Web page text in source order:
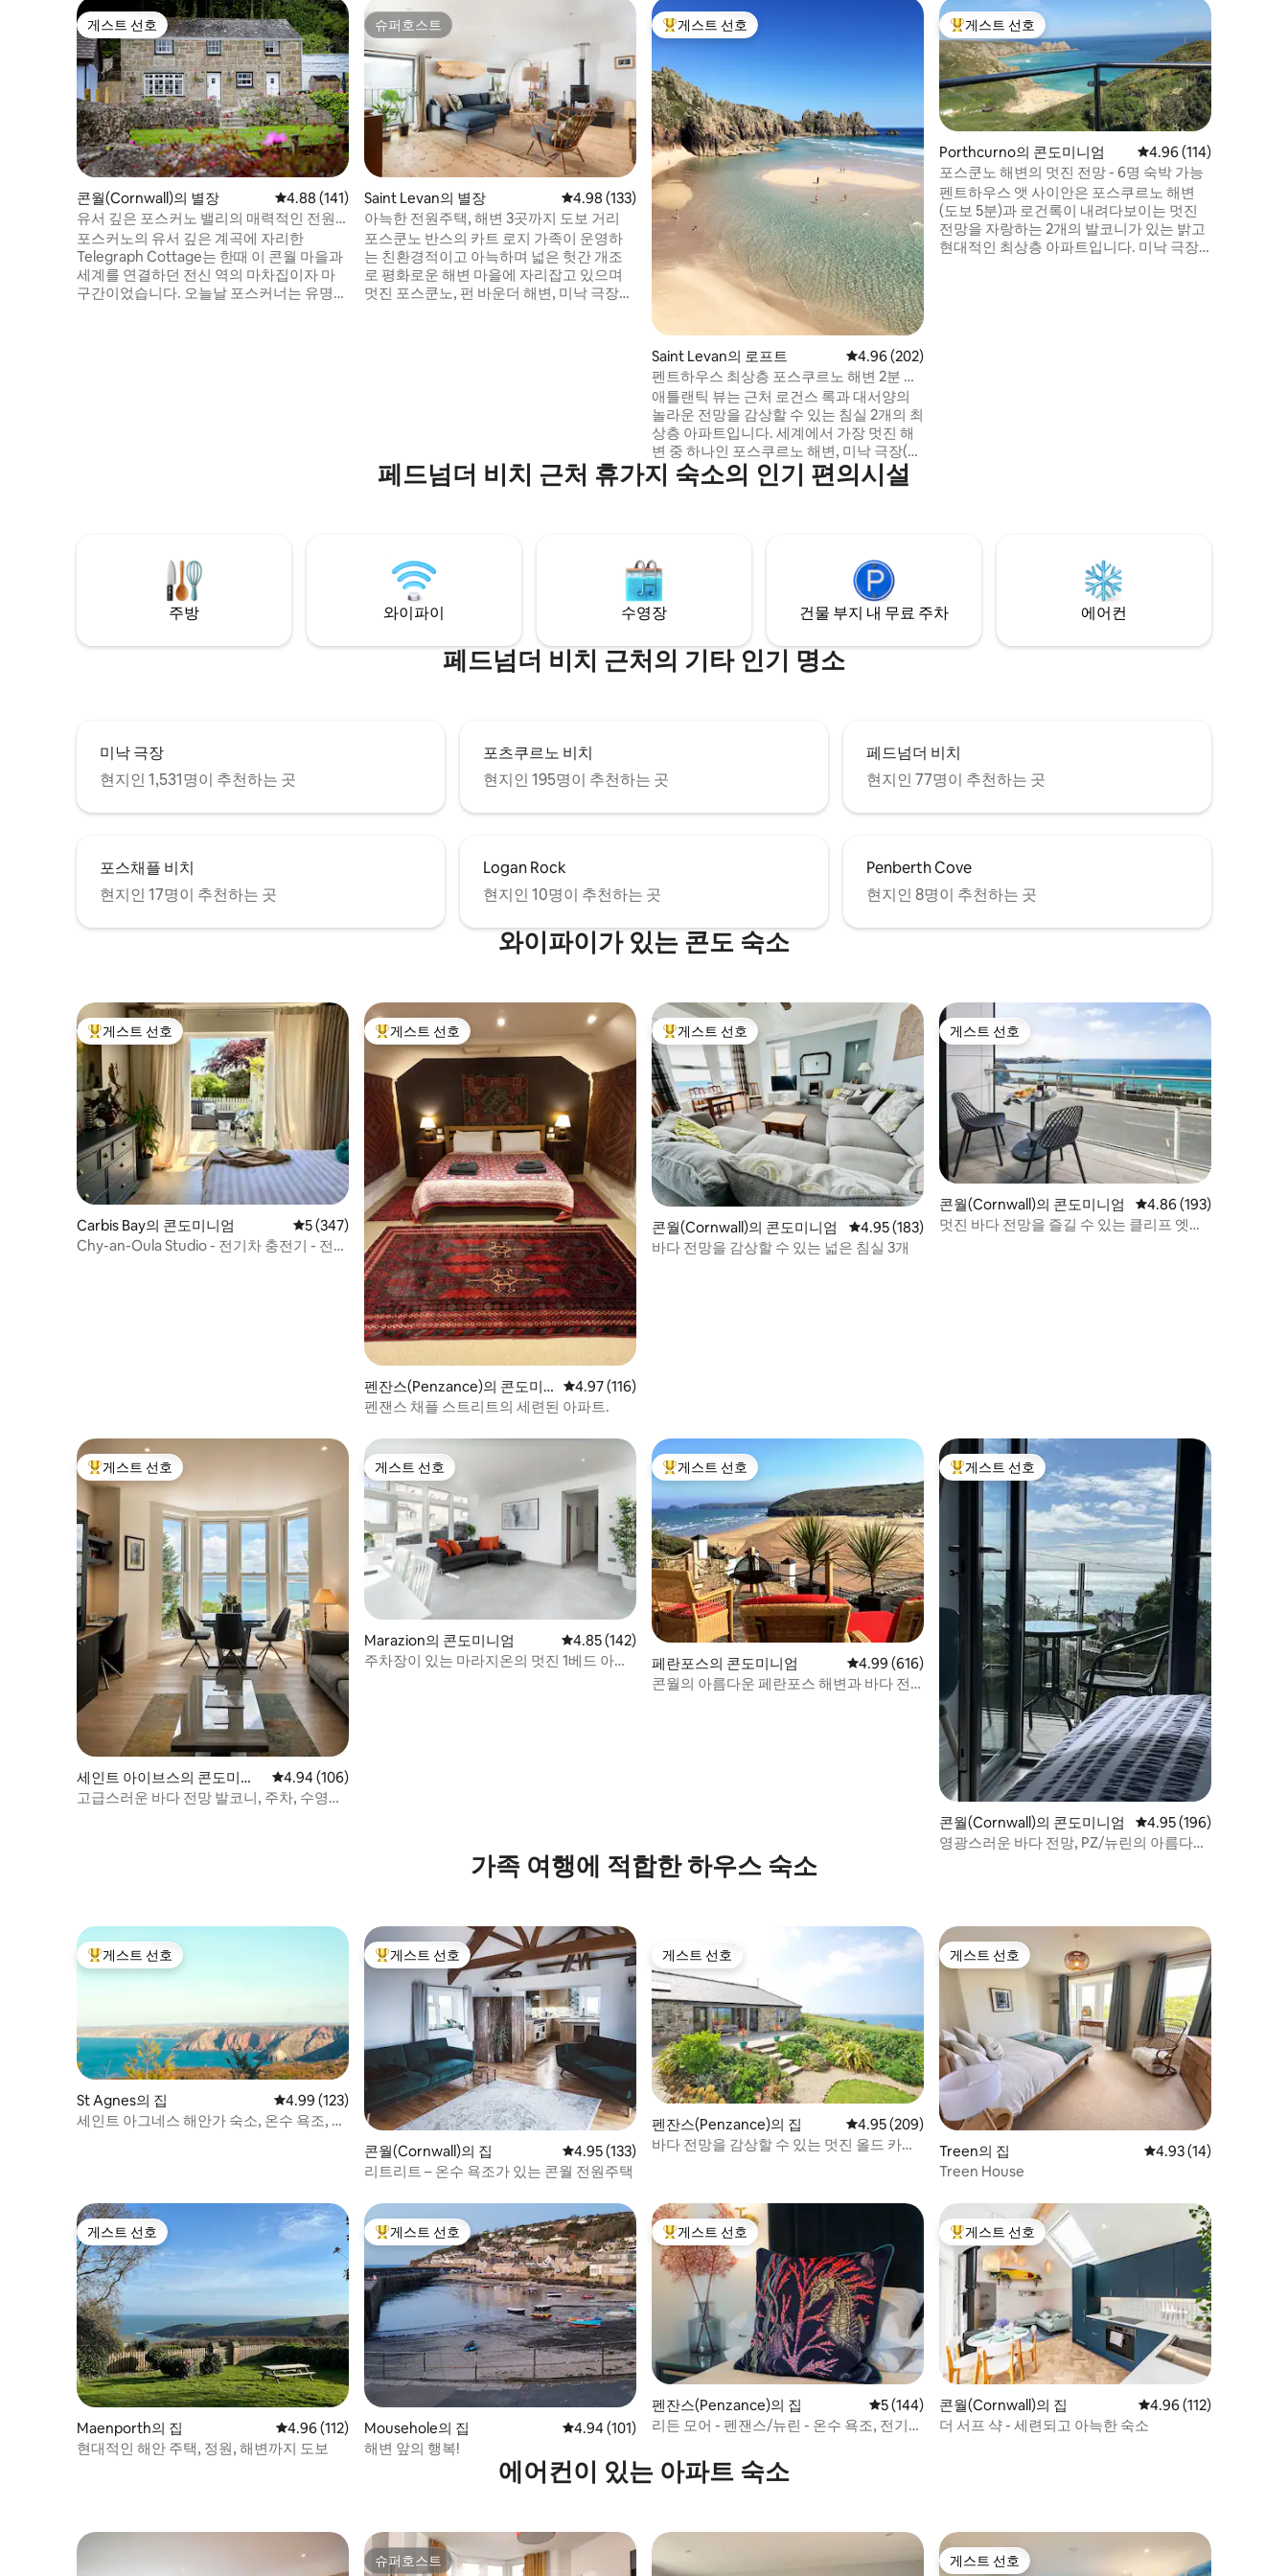
게스트 선호
게스트 선호
콘월(Cornwall)의 별장 평점 4.88점(5점 만점), 후기 141개
4.88 (141)
유서 깊은 포스커노 밸리의 매력적인 전원
주택.
포스커노의 유서 깊은 계곡에 자리한
Telegraph Cottage는 한때 이 콘월 마을과
세계를 연결하던 전신 역의 마차집이자 마
구간이었습니다. 오늘날 포스커너는 유명한
슈퍼호스트
슈퍼호스트
Saint Levan의 별장 평점 4.98점(5점 만점), 후기 133개
4.98 (133)
아늑한 전원주택, 해변 3곳까지 도보 거리
포스쿤노 반스의 카트 로지 가족이 운영하
는 친환경적이고 아늑하며 넓은 헛간 개조
로 평화로운 해변 마을에 자리잡고 있으며
멋진 포스쿤노, 펀 바운더 해변, 미낙 극장까
상위 게스트 선호
게스트 선호
Saint Levan의 로프트 평점 4.96점(5점 만점), 후기 202개
4.96 (202)
펜트하우스 최상층 포스쿠르노 해변 2분 미
낙
애틀랜틱 뷰는 근처 로건스 록과 대서양의
놀라운 전망을 감상할 수 있는 침실 2개의 최
상층 아파트입니다. 세계에서 가장 멋진 해
변 중 하나인 포스쿠르노 해변, 미낙 극장(절
벽에 지어짐) 및 포스챠펠 해변까지 도보로
단 몇 분 거리에 있습니다. 숙소에서 몇 분 거
휴식을 보내기에 필요한 모든 것을 갖추고
있습니다. 자동차 2대용 주차장. 반려동물
동반 가능
상위 게스트 선호
게스트 선호
Porthcurno의 콘도미니엄 평점 4.96점(5점 만점),
4.96 (114)
포스쿤노 해변의 멋진 전망 - 6명 숙박 가능
펜트하우스 앳 사이안은 포스쿠르노 해변
(도보 5분)과 로건록이 내려다보이는 멋진
전망을 자랑하는 2개의 발코니가 있는 밝고
현대적인 최상층 아파트입니다. 미낙 극장
페드넘더 비치 근처 휴가지 숙소의 인기 편의시설
주방 와이파이 수영장 건물 부지 내 무료 주차 에어컨
페드넘더 비치 근처의 기타 인기 명소
미낙 극장
현지인 1,531명이 추천하는 곳
포츠쿠르노 비치
현지인 195명이 추천하는 곳
페드넘더 비치
현지인 77명이 추천하는 곳
포스채플 비치
현지인 17명이 추천하는 곳
Logan Rock
현지인 10명이 추천하는 곳
Penberth Cove
현지인 8명이 추천하는 곳
와이파이가 있는 콘도 숙소
상위 게스트 선호
게스트 선호
Carbis Bay의 콘도미니엄 평점 5점(5점 만점), 후기 347개
5 (347)
Chy-an-Oula Studio - 전기차 충전기 - 전용
상위 게스트 선호
게스트 선호
펜잔스(Penzance)의 콘도미
니엄
평점 4.97점(5점 만점), 후기 116개
4.97 (116)
펜잰스 채플 스트리트의 세련된 아파트.
상위 게스트 선호
게스트 선호
콘월(Cornwall)의 콘도미니엄 평점 4.95점(5점 만점), 후기 183개
4.95 (183)
바다 전망을 감상할 수 있는 넓은 침실 3개
게스트 선호
게스트 선호
콘월(Cornwall)의 콘도미니엄 평점 4.86점(5점 만점),
4.86 (193)
멋진 바다 전망을 즐길 수 있는 클리프 엣지
상위 게스트 선호
게스트 선호
세인트 아이브스의 콘도미니
엄
평점 4.94점(5점 만점), 후기 106개
4.94 (106)
고급스러운 바다 전망 발코니, 주차, 수영장,
게스트 선호
게스트 선호
Marazion의 콘도미니엄 평점 4.85점(5점 만점), 후기 142개
4.85 (142)
주차장이 있는 마라지온의 멋진 1베드 아파
상위 게스트 선호
게스트 선호
페란포스의 콘도미니엄 평점 4.99점(5점 만점), 후기 616개
4.99 (616)
콘월의 아름다운 페란포스 해변과 바다 전
상위 게스트 선호
게스트 선호
콘월(Cornwall)의 콘도미니엄 평점 4.95점(5점 만점),
4.95 (196)
영광스러운 바다 전망, PZ/뉴린의 아름다운
가족 여행에 적합한 하우스 숙소
상위 게스트 선호
게스트 선호
St Agnes의 집 평점 4.99점(5점 만점), 후기 123개
4.99 (123)
세인트 아그네스 해안가 숙소, 온수 욕조, 해
상위 게스트 선호
게스트 선호
콘월(Cornwall)의 집 평점 4.95점(5점 만점), 후기 133개
4.95 (133)
리트리트 – 온수 욕조가 있는 콘월 전원주택
게스트 선호
게스트 선호
펜잔스(Penzance)의 집 평점 4.95점(5점 만점), 후기 209개
4.95 (209)
바다 전망을 감상할 수 있는 멋진 올드 카하
게스트 선호
게스트 선호
Treen의 집 평점 4.93점(5점 만점
4.93 (14)
Treen House
게스트 선호
게스트 선호
Maenporth의 집 평점 4.96점(5점 만점), 후기 112개
4.96 (112)
현대적인 해안 주택, 정원, 해변까지 도보
상위 게스트 선호
게스트 선호
Mousehole의 집 평점 4.94점(5점 만점), 후기 101개
4.94 (101)
해변 앞의 행복!
상위 게스트 선호
게스트 선호
펜잔스(Penzance)의 집 평점 5점(5점 만점), 후기 144개
5 (144)
리든 모어 - 펜잰스/뉴린 - 온수 욕조, 전기차
상위 게스트 선호
게스트 선호
콘월(Cornwall)의 집 평점 4.96점(5점 만점),
4.96 (112)
더 서프 샥 - 세련되고 아늑한 숙소
에어컨이 있는 아파트 숙소
슈퍼호스트
슈퍼호스트 게스트 선호
게스트 선호